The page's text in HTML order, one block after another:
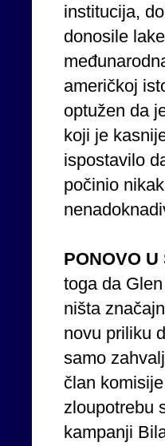
institucija,
donosile
američkoj
optužen da
koji je
ispostavilo
počinio
PONOVO U
toga da
ništa
novu priliku
samo
član
zloupotrebu
kampanji